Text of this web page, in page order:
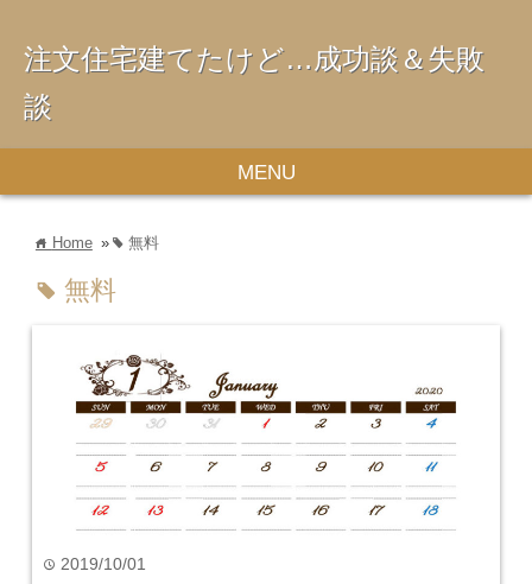
注文住宅建てたけど…成功談＆失敗
談
MENU
home Home » tag 無料
tag 無料
time 2019/10/01